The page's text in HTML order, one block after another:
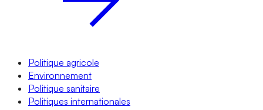
Politique agricole
Environnement
Politique sanitaire
Politiques internationales